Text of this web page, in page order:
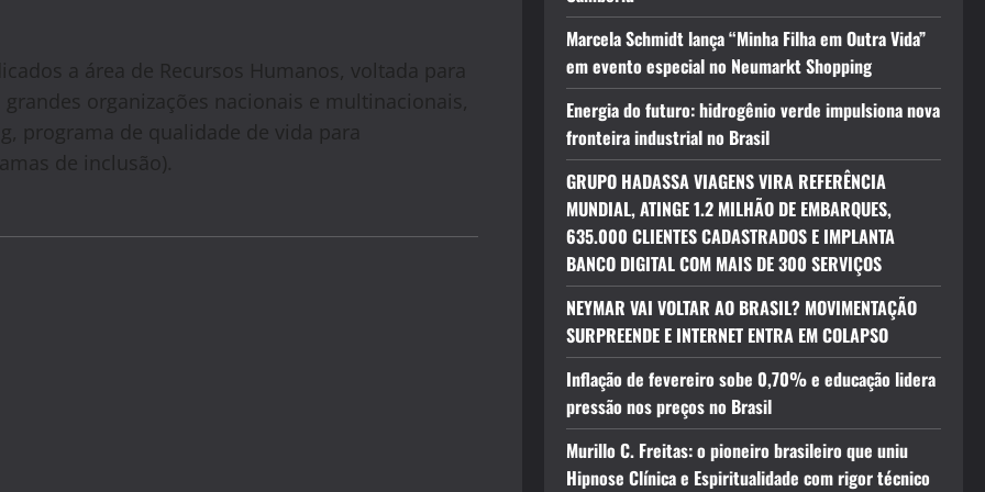
a área de Recursos Humanos, voltada para
organizações nacionais e multinacionais,
programa de qualidade de vida para
de inclusão).
Marcela Schmidt lança “Minha Filha em Outra Vida”
em evento especial no Neumarkt Shopping
Energia do futuro: hidrogênio verde impulsiona nova
fronteira industrial no Brasil
GRUPO HADASSA VIAGENS VIRA REFERÊNCIA
MUNDIAL, ATINGE 1.2 MILHÃO DE EMBARQUES,
635.000 CLIENTES CADASTRADOS E IMPLANTA
BANCO DIGITAL COM MAIS DE 300 SERVIÇOS
NEYMAR VAI VOLTAR AO BRASIL? MOVIMENTAÇÃO
SURPREENDE E INTERNET ENTRA EM COLAPSO
Inflação de fevereiro sobe 0,70% e educação lidera
pressão nos preços no Brasil
Murillo C. Freitas: o pioneiro brasileiro que uniu
Hipnose Clínica e Espiritualidade com rigor técnico